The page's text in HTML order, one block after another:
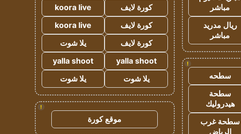
مباشر
ريال مدريد
مباشر
!
سطحه
سطحة
هيدروليك
سطحة غرب
الرياض
كورة لايف
koora live
كورة لايف
koora live
كورة لايف
يلا شوت
yalla shoot
yalla shoot
يلا شوت
يلا شوت
!
موقع كورة